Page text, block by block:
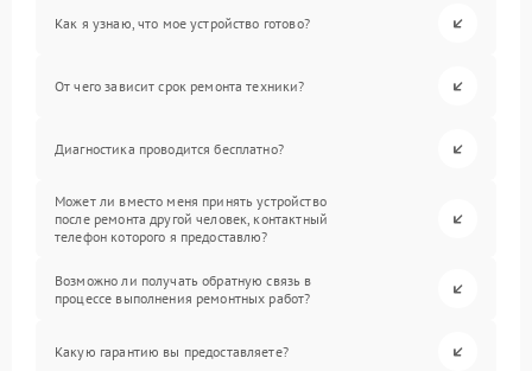
Как я узнаю, что мое устройство готово?
От чего зависит срок ремонта техники?
Диагностика проводится бесплатно?
Может ли вместо меня принять устройство
после ремонта другой человек, контактный
телефон которого я предоставлю?
Возможно ли получать обратную связь в
процессе выполнения ремонтных работ?
Какую гарантию вы предоставляете?